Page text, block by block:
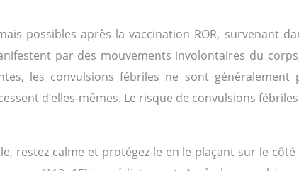
possibles après la vaccination ROR, survenant
par des mouvements involontaires du
les convulsions fébriles ne sont
d’elles-mêmes. Le risque de convulsions
restez calme et protégez-le en le plaçant sur le